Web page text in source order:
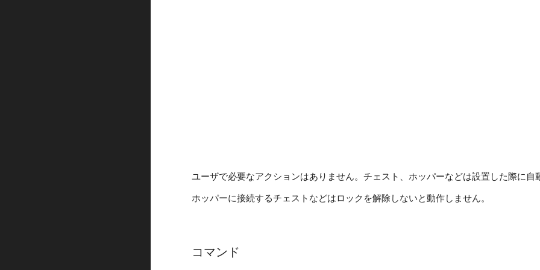
ユーザで必要なアクションはありません。チェスト、ホッパーなどは設置した際に自
ホッパーに接続するチェストなどはロックを解除しないと動作しません。
コマンド